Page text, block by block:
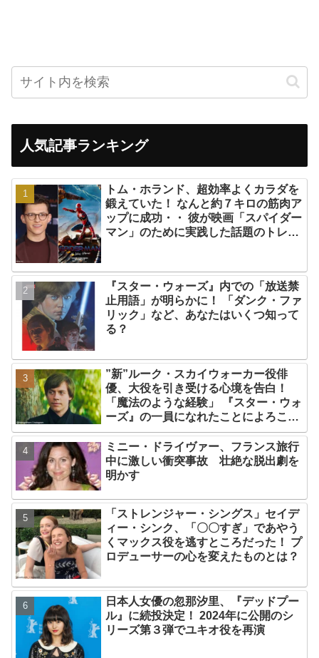
人気記事ランキング
トム・ホランド、超効率よくカラダを
鍛えていた！ なんと約７キロの筋肉ア
ップに成功・・ 彼が映画「スパイダー
マン」のために実践した話題のトレー
『スター・ウォーズ』内での「放送禁
止用語」が明らかに！ 「ダンク・ファ
リック」など、あなたはいくつ知って
る？
”新”ルーク・スカイウォーカー役俳
優、大役を引き受ける心境を告白！
「魔法のような経験」 『スター・ウォ
ーズ』の一員になれたことによろこび
爆発
ミニー・ドライヴァー、フランス旅行
中に激しい衝突事故 壮絶な脱出劇を
明かす
「ストレンジャー・シングス」セイデ
ィー・シンク、「〇〇すぎ」であやう
くマックス役を逃すところだった！ プ
ロデューサーの心を変えたものとは？
日本人女優の忽那汐里、『デッドプー
ル』に続投決定！ 2024年に公開のシ
リーズ第３弾でユキオ役を再演